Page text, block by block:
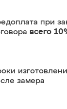
при
всего
замера